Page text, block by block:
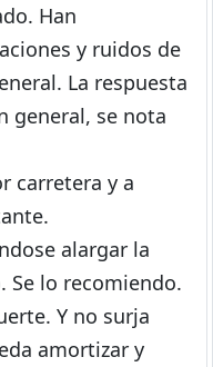
Han
y ruidos de
La respuesta
general, se nota
carretera y a
alargar la
Se lo recomiendo.
Y no surja
amortizar y